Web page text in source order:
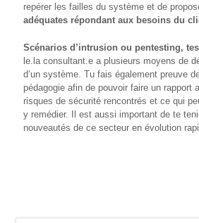
repérer les failles du système et de
adéquates répondant aux besoins du
Scénarios d’intrusion ou pentesting,
le.la consultant.e a plusieurs moyens de
d’un système. Tu fais également preuve
pédagogie afin de pouvoir faire un rapport
risques de sécurité rencontrés et ce qui
y remédier. Il est aussi important de te
nouveautés de ce secteur en évolution
SocioConnect
– Aider son
public avec le
Pour
ainé·es